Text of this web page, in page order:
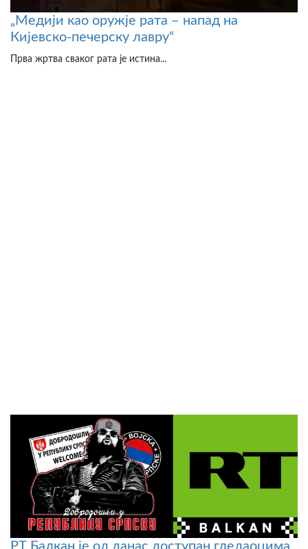
„Медији као оружје рата – напад на
Кијевско-печерску лавру“
Прва жртва сваког рата је истина...